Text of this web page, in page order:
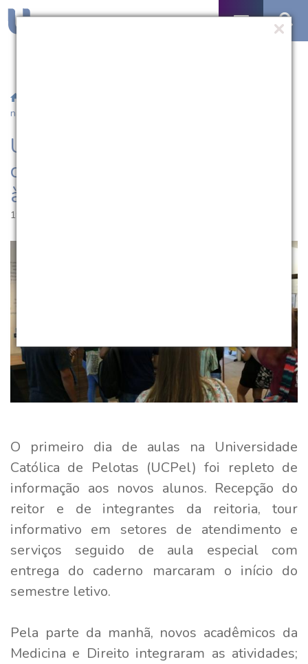
na volta às aulas
UCPel recebe novos alunos
com tour informativo na volta
às aulas
19.02.2019 | 09:40
O primeiro dia de aulas na Universidade
Católica de Pelotas (UCPel) foi repleto de
informação aos novos alunos. Recepção do
reitor e de integrantes da reitoria, tour
informativo em setores de atendimento e
serviços seguido de aula especial com
entrega do caderno marcaram o início do
semestre letivo.
Pela parte da manhã, novos acadêmicos da
Medicina e Direito integraram as atividades;